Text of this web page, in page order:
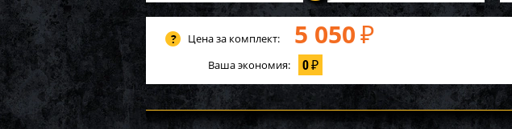
Цена за комплект: 5 050 ₽
Ваша экономия: 0₽